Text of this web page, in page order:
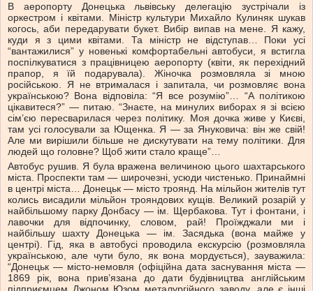
В аеропорту Донецька львівську делегацію зустрічали із
оркестром і квітами. Міністр культури Михайло Кулиняк шукав
когось, аби передарувати букет. Вибір випав на мене. Я кажу,
куди я з цими квітами. Та міністр не відступав… Поки усі
“вантажилися” у новенькі комфортабельні автобуси, я встигла
поспілкуватися з працівницею аеропорту (квіти, як перехідний
прапор, я їй подарувала). Жіночка розмовляла зі мною
російською. Я не втрималася і запитала, чи розмовляє вона
українською? Вона відповіла: “Я все розумію”… “А політикою
цікавитеся?” — питаю. “Знаєте, на минулих виборах я зі всією
сім’єю пересварилася через політику. Моя дочка живе у Києві,
там усі голосували за Ющенка. Я — за Януковича: він же свій!
Але ми вирішили більше не дискутувати на тему політики. Для
людей що головне? Щоб жити стало краще”…
Автобус рушив. Я була вражена величиною цього шахтарського
міста. Проспекти там — широчезні, усюди чистенько. Принаймні
в центрі міста… Донецьк — місто троянд. На мільйон жителів тут
колись висадили мільйон трояндових кущів. Великий розарій у
найбільшому парку Донбасу — ім. Щербакова. Тут і фонтани, і
лавочки для відпочинку, словом, рай! Проїжджали ми і
найбільшу шахту Донецька — ім. Засядька (вона майже у
центрі). Гід, яка в автобусі проводила екскурсію (розмовляла
українською, але чути було, як вона мордується), зауважила:
“Донецьк — місто-немовля (офіційна дата заснування міста —
1869 рік, вона прив’язана до дати будівництва англійським